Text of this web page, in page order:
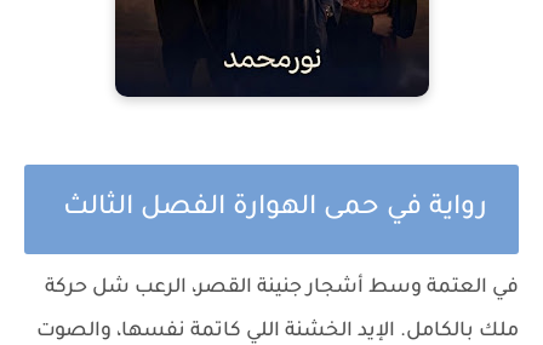
رواية في حمى الهوارة الفصل الثالث
في العتمة وسط أشجار جنينة القصر، الرعب شل حركة
ملك بالكامل. الإيد الخشنة اللي كاتمة نفسها، والصوت